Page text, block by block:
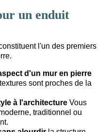
un enduit
l'un des premiers
d'un mur en pierre
sont proches de la
à l'architecture Vous
traditionnel ou